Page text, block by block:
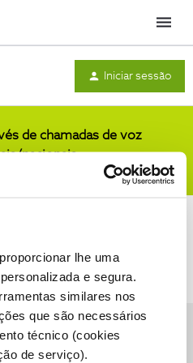
lhe uma
e segura.
similares nos
que são necessários
técnico (cookies
de serviço).
Menu
Iniciar sessão
de chamadas de voz
nacionais
Accessibility statement